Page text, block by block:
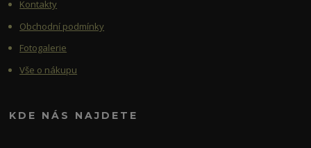
Kontakty
Obchodní podmínky
Fotogalerie
Vše o nákupu
KDE NÁS NAJDETE